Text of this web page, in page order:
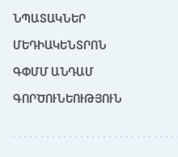
ՆՊԱՏԱԿՆԵՐ
ՄԵԴԻԱԿԵՆՏՐՈՆ
ԳՓՄՄ ԱՆԴԱՄ
ԳՈՐԾՈՒՆԵՈՒԹՅՈՒՆ